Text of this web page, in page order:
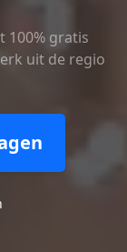
100% gratis
uit de regio